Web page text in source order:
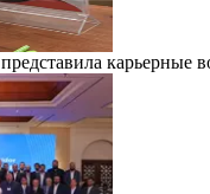
карьерные